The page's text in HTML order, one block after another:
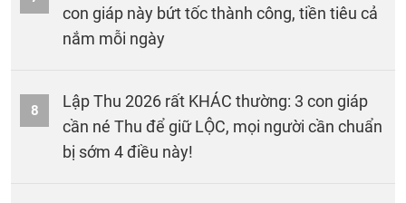
con giáp này bứt tốc thành công, tiền tiêu cả
nắm mỗi ngày
8
Lập Thu 2026 rất KHÁC thường: 3 con giáp
cần né Thu để giữ LỘC, mọi người cần chuẩn
bị sớm 4 điều này!